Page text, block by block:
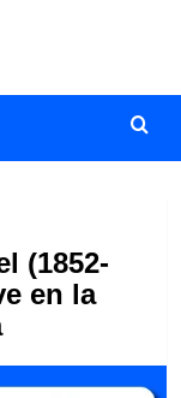
(1852-
en la